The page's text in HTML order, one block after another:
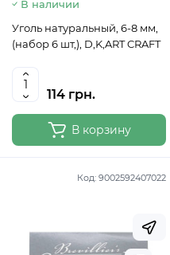
В наличии
Уголь натуральный, 6-8 мм,
(набор 6 шт,), D,K,ART CRAFT
114 грн.
В корзину
Код: 9002592407022